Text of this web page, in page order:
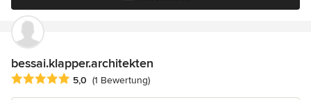
bessai.klapper.architekten
Durchschnittliche Bewertung: 5 von 5 Sternen
5,0 (1 Bewertung)